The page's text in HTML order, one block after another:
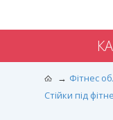
Фітнес
Стійки під